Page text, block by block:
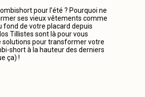
pour l’été ? Pourquoi ne
ses vieux vêtements comme
fond de votre placard depuis
Tillistes sont là pour vous
solutions pour transformer votre
short à la hauteur des derniers
ça) !